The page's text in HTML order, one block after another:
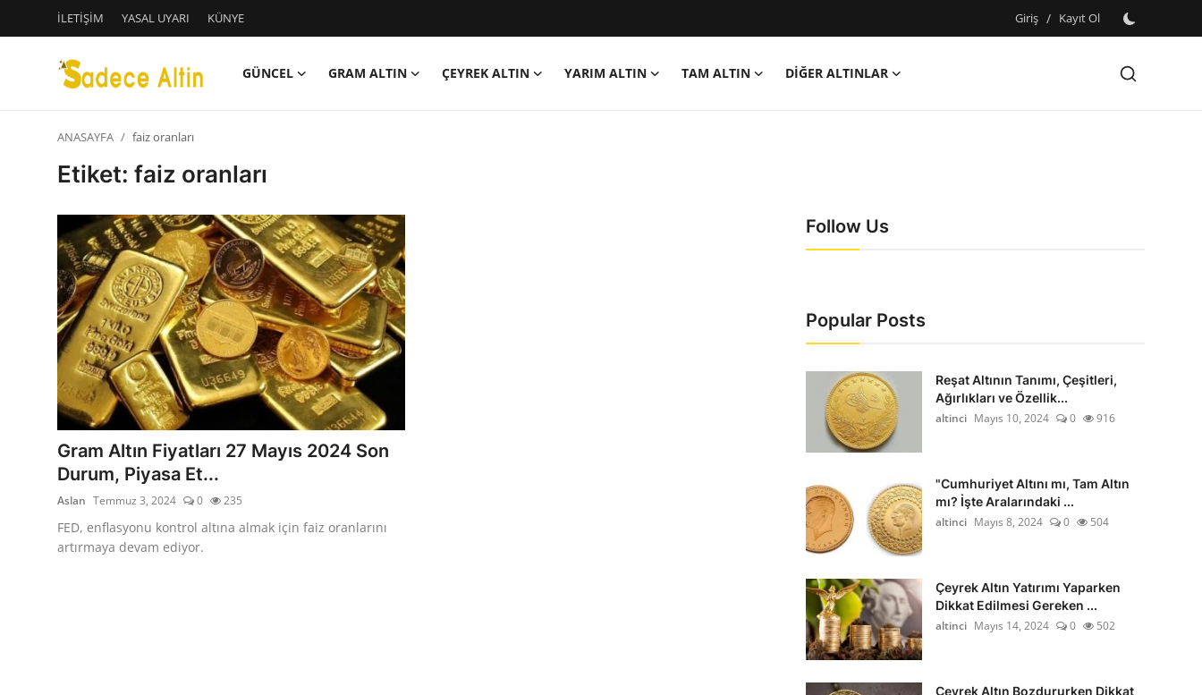
İLETİŞİM YASAL UYARI KÜNYE Giriş / Kayıt Ol
GÜNCEL GRAM ALTIN ÇEYREK ALTIN YARIM ALTIN TAM ALTIN
DİĞER ALTINLAR
YASAL UYARI
KÜNYE
GRAM ALTIN
ÇEYREK ALTIN
YARIM ALTIN
TAM ALTIN
DİĞER ALTINLAR
ANASAYFA faiz oranları
Etiket: faiz oranları
Gram Altın Fiyatları 27 Mayıs 2024 Son
Durum, Piyasa Et...
Aslan Temmuz 3, 2024 0 235
FED, enflasyonu kontrol altına almak için faiz oranlarını
artırmaya devam ediyor.
Follow Us
Popular Posts
Reşat Altının Tanımı, Çeşitleri,
Ağırlıkları ve Özellik...
altinci Mayıs 10, 2024 0 916
"Cumhuriyet Altını mı, Tam Altın
mı? İşte Aralarındaki ...
altinci Mayıs 8, 2024 0 504
Çeyrek Altın Yatırımı Yaparken
Dikkat Edilmesi Gereken ...
altinci Mayıs 14, 2024 0 502
Çeyrek Altın Bozdururken Dikkat